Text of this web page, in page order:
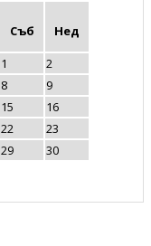
Съб
Нед
1
2
8
9
15
16
22
23
29
30